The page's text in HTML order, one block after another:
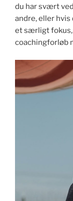
du har svært
andre, eller
et særligt fokus,
coachingforløb